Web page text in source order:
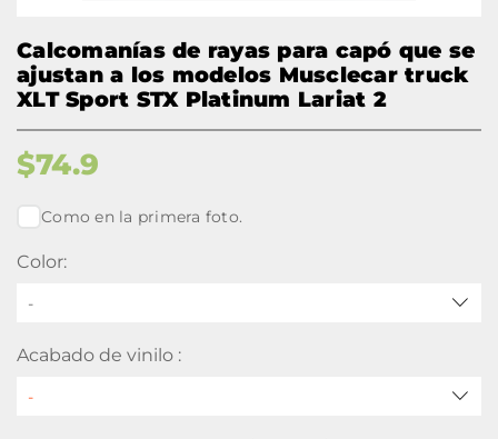
Calcomanías de rayas para capó que se
ajustan a los modelos Musclecar truck
XLT Sport STX Platinum Lariat 2
$74.9
Como en la primera foto.
Color:
-
Acabado de vinilo :